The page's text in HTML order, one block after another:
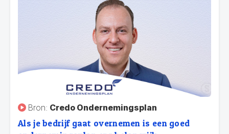
Bron: Credo Ondernemingsplan
Als je bedrijf gaat overnemen is een goed